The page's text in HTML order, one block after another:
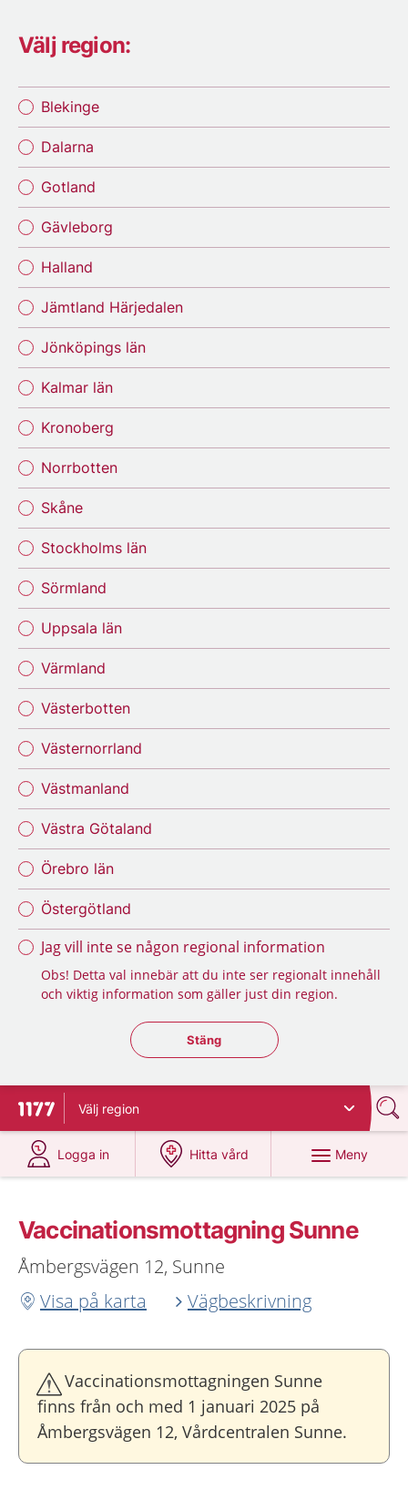
Välj region:
Blekinge
Dalarna
Gotland
Gävleborg
Halland
Jämtland Härjedalen
Jönköpings län
Kalmar län
Kronoberg
Norrbotten
Skåne
Stockholms län
Sörmland
Uppsala län
Värmland
Västerbotten
Västernorrland
Västmanland
Västra Götaland
Örebro län
Östergötland
Jag vill inte se någon regional information
Obs! Detta val innebär att du inte ser regionalt innehåll
och viktig information som gäller just din region.
Stäng regionsväljaren
Stäng
Till startsidan för 1177
Välj region
Logga in
på 1177.se
Hitta vård
på 1177.se
Meny
Vaccinationsmottagning Sunne
Åmbergsvägen 12, Sunne
Visa på karta
Vägbeskrivning
Vaccinationsmottagningen Sunne
finns från och med 1 januari 2025 på
Åmbergsvägen 12, Vårdcentralen Sunne.